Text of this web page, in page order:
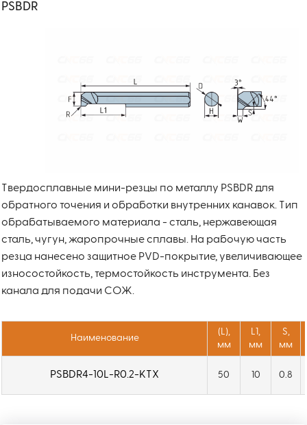
рабочую часть резца нанесено защитное
PSBDR
Твердосплавные мини-резцы по металлу PSBDR для
обратного точения и обработки внутренних канавок. Тип
обрабатываемого материала - сталь, нержавеющая
сталь, чугун, жаропрочные сплавы. На рабочую часть
резца нанесено защитное PVD-покрытие, увеличивающее
износостойкость, термостойкость инструмента. Без
канала для подачи СОЖ.
Наименование
(L),
мм
L1,
мм
S,
мм
PSBDR4-10L-R0.2-KTX 50 10 0.8